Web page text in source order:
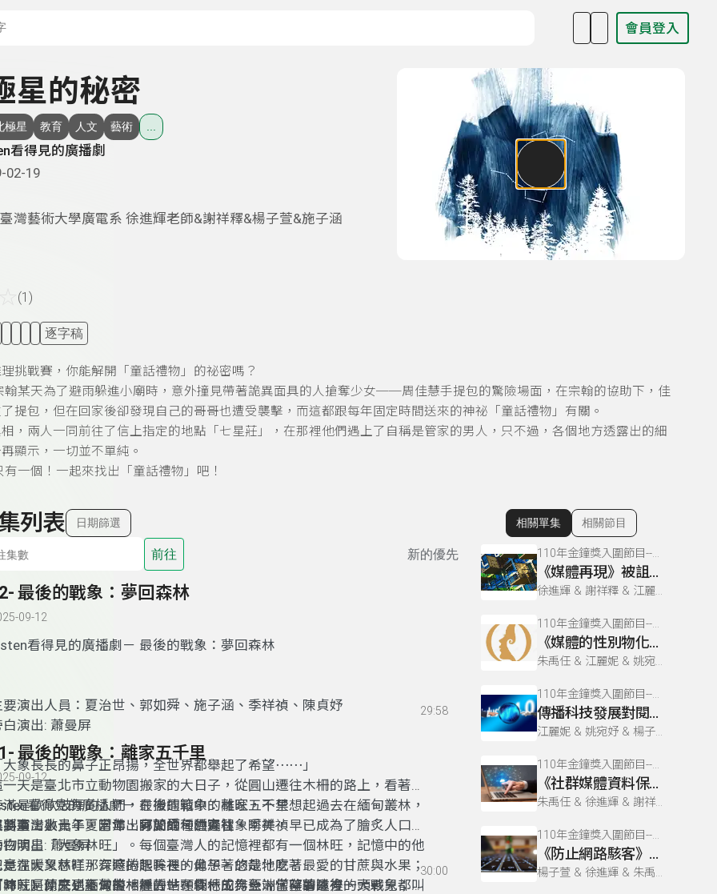
會員登入
星的秘密
極星 教育 人文 藝術
看得見的廣播劇
02-19
灣藝術大學廣電系 徐進輝老師&謝祥釋&楊子萱&施子涵
(1)
逐字稿
挑戰賽，你能解開「童話禮物」的祕密嗎？
翰某天為了避雨躲進小廟時，意外撞見帶著詭異面具的人搶奪少女──周佳慧手提包的驚險場面，在宗翰的協助下，佳
提包，但在回家後卻發現自己的哥哥也遭受襲擊，而這都跟每年固定時間送來的神祕「童話禮物」有關。
，兩人一同前往了信上指定的地點「七星莊」，在那裡他們遇上了自稱是管家的男人，只不過，各個地方透露出的細
顯示，一切並不單純。
有一個！一起來找出「童話禮物」吧！
列表 日期篩選
前往 新的優先
最後的戰象：夢回森林
09-12
看得見的廣播劇－ 最後的戰象：夢回森林
要演出人員：夏治世、郭如舜、施子涵、季祥禎、陳貞妤
白演出: 蕭曼屏
大象長長的鼻子正昂揚，全世界都舉起了希望⋯⋯」
一天是臺北市立動物園搬家的大日子，從圓山遷往木柵的路上，看著路
滿是歡欣鼓舞的人們，在搬運箱中的林旺，不禁想起過去在緬甸叢林，
將軍、小元子、阿沛、阿蘭的種種過往。
到臺灣數十年，當年出身於緬甸的森林象阿美，早已成為了膾炙人口的
物明星「大象林旺」。每個臺灣人的記憶裡都有一個林旺，記憶中的他
是溫暖又慈祥，有時捲起長長的鼻子，悠哉地吃著最愛的甘蔗與水果；
時就是什麼也不做的，靜靜站在欄杆的另一端，望著遠方。
竟在大象林旺那深邃的眼眸裡，他想著的是什麼？
沛、阿蘭來到臺灣後相繼去世，使他成為亞洲僅存的最後一頭戰象；從
29:58
最後的戰象：離家五千里
09-12
看得見的廣播劇－ 最後的戰象：離家五千里
要演出人員：夏治世、郭如舜、洪寅智、季祥禎
白演出: 蕭曼屏
林旺」原先是緬甸叢林裡的一頭森林工作象，當時軍隊裡的大夥兒都叫
30:00
顯示相關單集
相關單集 相關節目
110年金鐘獎入圍節目--媒體素養微劇場(企劃編撰獎)
《媒體再現》被詛咒的礦坑
徐進輝 & 謝祥釋 & 江麗妮 & 姚宛妤 & 施子涵 & 朱禹任 & 楊子萱 & 廖芷儀
110年金鐘獎入圍節目--媒體素養微劇場(企劃編撰獎)
《媒體的性別物化》美麗的錯誤
朱禹任 & 江麗妮 & 姚宛妤 & 施子涵 & 徐進輝 & 廖芷儀 & 謝祥釋 & 楊子萱
110年金鐘獎入圍節目--媒體素養微劇場(企劃編撰獎)
傳播科技發展對閱聽人的影響
江麗妮 & 姚宛妤 & 楊子萱 & 施子涵 & 廖芷儀 & 徐進輝 & 朱禹任 & 謝祥釋
110年金鐘獎入圍節目--媒體素養微劇場(企劃編撰獎)
《社群媒體資料保護》很重要
朱禹任 & 徐進輝 & 謝祥釋 & 楊子萱 & 施子涵 & 廖芷儀 & 江麗妮 & 姚宛妤
110年金鐘獎入圍節目--媒體素養微劇場(企劃編撰獎)
《防止網路駭客》暗網恢恢
楊子萱 & 徐進輝 & 朱禹任 & 廖芷儀 & 謝祥釋 & 江麗妮 & 姚宛妤 & 施子涵